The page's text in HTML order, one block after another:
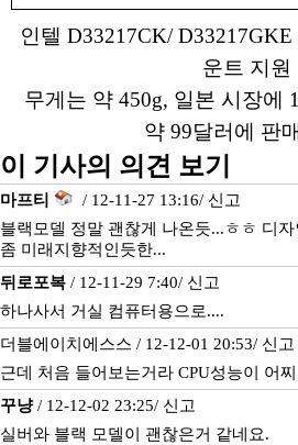
인텔 D33217CK/
운트 지원
무게는 약 450g, 일본 시장에
약 99달러에 판
이 기사의 의견 보기
마프티 / 12-11-27 13:16/ 신고
블랙모델 정말 괜찮게 나온듯...ㅎㅎ 디
좀 미래지향적인듯한...
뒤로포복 / 12-11-29 7:40/ 신고
하나사서 거실 컴퓨터용으로....
더블에이치에스스 / 12-12-01 20:53/ 신고
근데 처음 들어보는거라 CPU성능이 어
꾸냥/ 12-12-02 23:25/ 신고
실버와 블랙 모델이 괜찮은거 같네요.